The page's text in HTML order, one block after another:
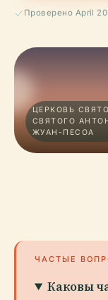
Проверено April
ЦЕРКОВЬ
СВЯТОГО
ЖУАН-ПЕСОА
ЧАСТЫЕ
Каковы